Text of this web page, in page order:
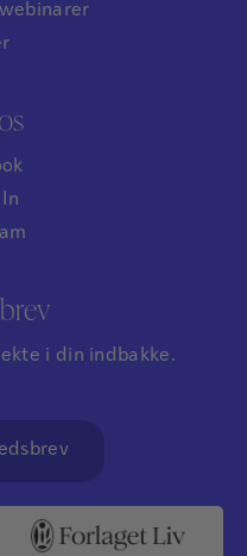
i din indbakke.